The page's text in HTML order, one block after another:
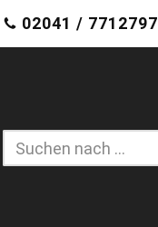
02041 / 7712797